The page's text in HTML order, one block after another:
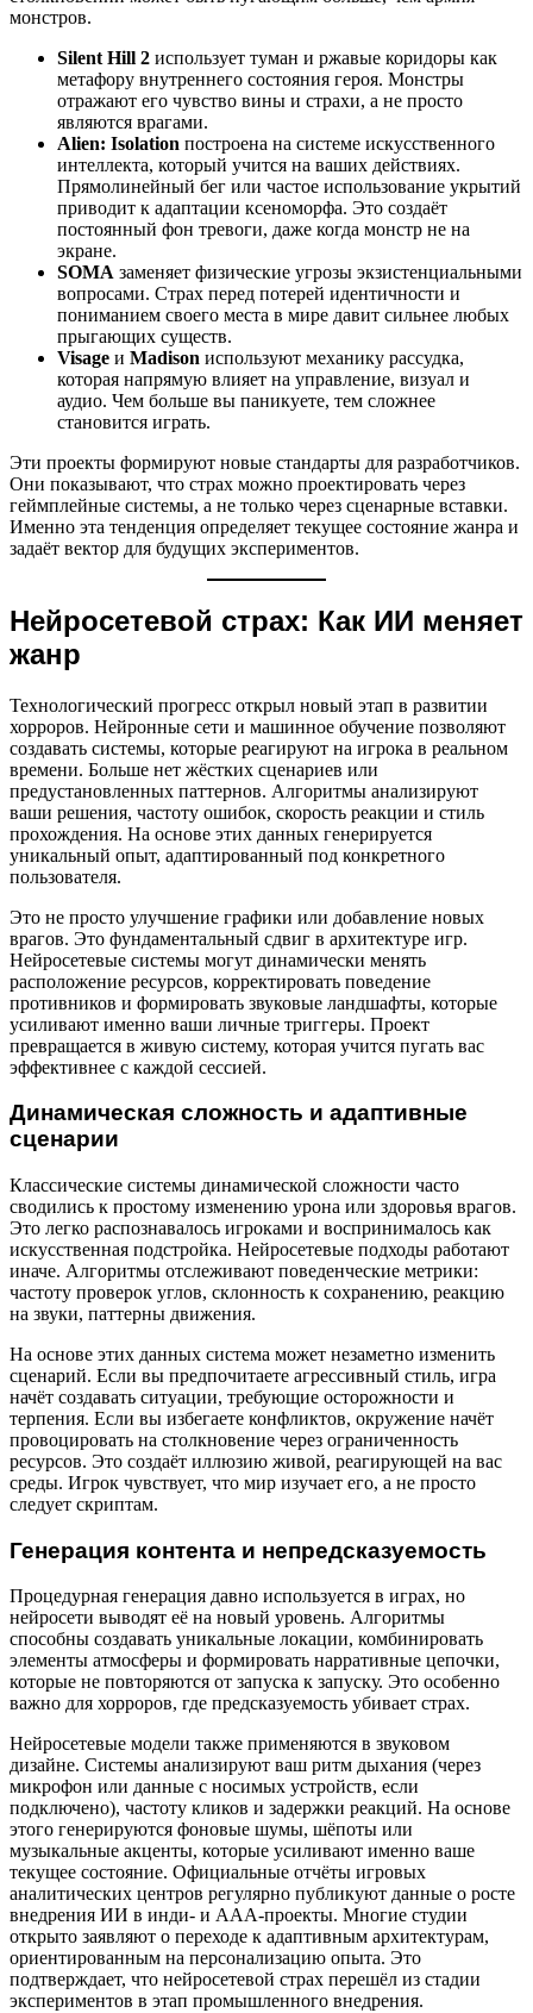
монстров.
Silent Hill 2 использует туман и ржавые коридоры как
метафору внутреннего состояния героя. Монстры
отражают его чувство вины и страхи, а не просто
являются врагами.
Alien: Isolation построена на системе искусственного
интеллекта, который учится на ваших действиях.
Прямолинейный бег или частое использование укрытий
приводит к адаптации ксеноморфа. Это создаёт
постоянный фон тревоги, даже когда монстр не на
экране.
SOMA заменяет физические угрозы экзистенциальными
вопросами. Страх перед потерей идентичности и
пониманием своего места в мире давит сильнее любых
прыгающих существ.
Visage и Madison используют механику рассудка,
которая напрямую влияет на управление, визуал и
аудио. Чем больше вы паникуете, тем сложнее
становится играть.
Эти проекты формируют новые стандарты для разработчиков.
Они показывают, что страх можно проектировать через
геймплейные системы, а не только через сценарные вставки.
Именно эта тенденция определяет текущее состояние жанра и
задаёт вектор для будущих экспериментов.
Нейросетевой страх: Как ИИ меняет
жанр
Технологический прогресс открыл новый этап в развитии
хорроров. Нейронные сети и машинное обучение позволяют
создавать системы, которые реагируют на игрока в реальном
времени. Больше нет жёстких сценариев или
предустановленных паттернов. Алгоритмы анализируют
ваши решения, частоту ошибок, скорость реакции и стиль
прохождения. На основе этих данных генерируется
уникальный опыт, адаптированный под конкретного
пользователя.
Это не просто улучшение графики или добавление новых
врагов. Это фундаментальный сдвиг в архитектуре игр.
Нейросетевые системы могут динамически менять
расположение ресурсов, корректировать поведение
противников и формировать звуковые ландшафты, которые
усиливают именно ваши личные триггеры. Проект
превращается в живую систему, которая учится пугать вас
эффективнее с каждой сессией.
Динамическая сложность и адаптивные
сценарии
Классические системы динамической сложности часто
сводились к простому изменению урона или здоровья врагов.
Это легко распознавалось игроками и воспринималось как
искусственная подстройка. Нейросетевые подходы работают
иначе. Алгоритмы отслеживают поведенческие метрики:
частоту проверок углов, склонность к сохранению, реакцию
на звуки, паттерны движения.
На основе этих данных система может незаметно изменить
сценарий. Если вы предпочитаете агрессивный стиль, игра
начёт создавать ситуации, требующие осторожности и
терпения. Если вы избегаете конфликтов, окружение начёт
провоцировать на столкновение через ограниченность
ресурсов. Это создаёт иллюзию живой, реагирующей на вас
среды. Игрок чувствует, что мир изучает его, а не просто
следует скриптам.
Генерация контента и непредсказуемость
Процедурная генерация давно используется в играх, но
нейросети выводят её на новый уровень. Алгоритмы
способны создавать уникальные локации, комбинировать
элементы атмосферы и формировать нарративные цепочки,
которые не повторяются от запуска к запуску. Это особенно
важно для хорроров, где предсказуемость убивает страх.
Нейросетевые модели также применяются в звуковом
дизайне. Системы анализируют ваш ритм дыхания (через
микрофон или данные с носимых устройств, если
подключено), частоту кликов и задержки реакций. На основе
этого генерируются фоновые шумы, шёпоты или
музыкальные акценты, которые усиливают именно ваше
текущее состояние. Официальные отчёты игровых
аналитических центров регулярно публикуют данные о росте
внедрения ИИ в инди- и ААА-проекты. Многие студии
открыто заявляют о переходе к адаптивным архитектурам,
ориентированным на персонализацию опыта. Это
подтверждает, что нейросетевой страх перешёл из стадии
экспериментов в этап промышленного внедрения.